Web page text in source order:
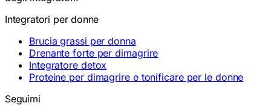
Integratori per donne
Brucia grassi per donna
Drenante forte per dimagrire
Integratore detox
Proteine per dimagrire e tonificare per le donne
Seguimi